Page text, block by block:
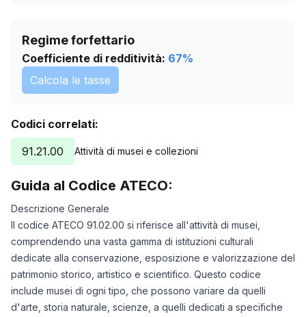
Regime forfettario
Coefficiente di redditività: 67%
Calcola le tasse
Codici correlati:
91.21.00
Attività di musei e collezioni
Guida al Codice ATECO:
Descrizione Generale
Il codice ATECO 91.02.00 si riferisce all'attività di musei,
comprendendo una vasta gamma di istituzioni culturali
dedicate alla conservazione, esposizione e valorizzazione del
patrimonio storico, artistico e scientifico. Questo codice
include musei di ogni tipo, che possono variare da quelli
d'arte, storia naturale, scienze, a quelli dedicati a specifiche